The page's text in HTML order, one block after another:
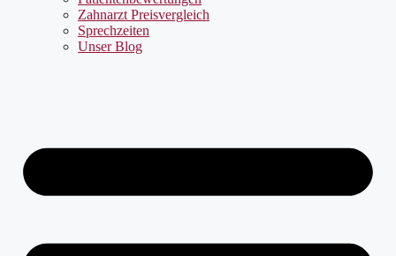
Zahnarzt Preisvergleich
Sprechzeiten
Unser Blog